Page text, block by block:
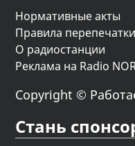
Нормативные акты
Правила перепечатки
О радиостанции
Реклама на Radio
Copyright ©
Стань